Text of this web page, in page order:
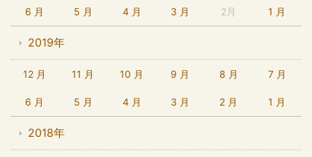
6 月 5 月 4 月 3 月 2月 1 月
2019年
12 月 11 月 10 月 9 月 8 月 7 月
6 月 5 月 4 月 3 月 2 月 1 月
2018年